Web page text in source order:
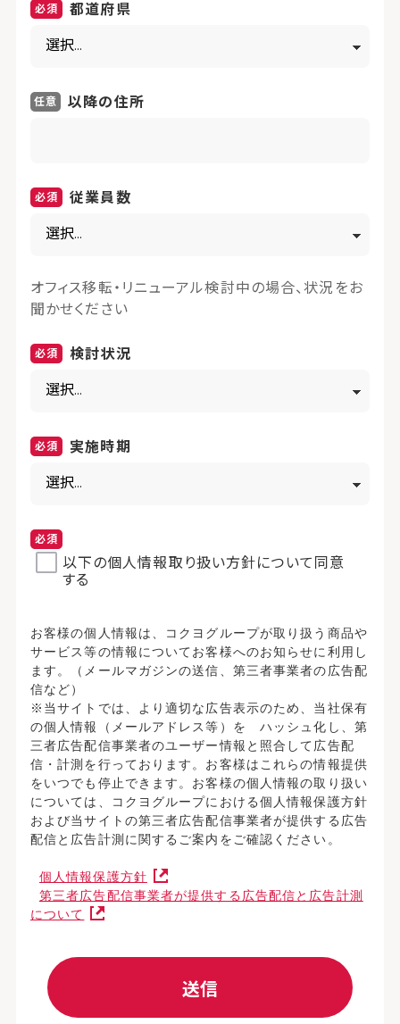
都道府県
以降の住所
従業員数
オフィス移転・リニューアル検討中の場合、状況をお
聞かせください
検討状況
実施時期
以下の個人情報取り扱い方針について同意
する
お客様の個人情報は、コクヨグループが取り扱う商品や
サービス等の情報についてお客様へのお知らせに利用し
ます。（メールマガジンの送信、第三者事業者の広告配
信など）
※当サイトでは、より適切な広告表示のため、当社保有
の個人情報（メールアドレス等）を ハッシュ化し、第
三者広告配信事業者のユーザー情報と照合して広告配
信・計測を行っております。お客様はこれらの情報提供
をいつでも停止できます。お客様の個人情報の取り扱い
については、コクヨグループにおける個人情報保護方針
および当サイトの第三者広告配信事業者が提供する広告
配信と広告計測に関するご案内をご確認ください。
個人情報保護方針
第三者広告配信事業者が提供する広告配信と広告計測
について
送信